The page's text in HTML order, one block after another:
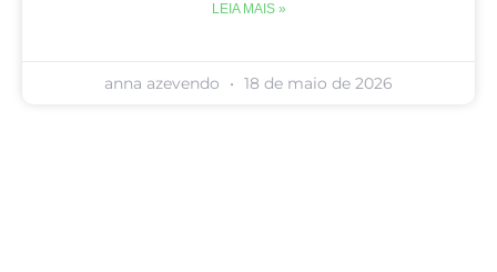
LEIA MAIS »
anna azevendo 18 de maio de 2026